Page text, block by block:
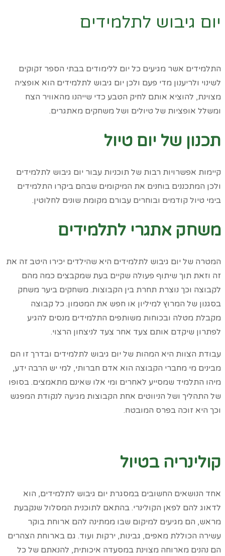
יום גיבוש לתלמידים
התלמידים אשר מגיעים כל יום ללימודים בבתי הספר זקוקים
לשינוי ולריענון מדי פעם ולכן יום גיבוש לתלמידים הוא אופציה
מצוינת, להוציא אותם לחיק הטבע כדי שייהנו מהאוויר הצח
ומשלל אופציות של טיולים ושל משחקים מאתגרים.
תכנון של יום טיול
קיימות אפשרויות רבות של תוכניות עבור יום גיבוש לתלמידים
ולכן המתכננים בוחנים את המיקומים שבהם ביקרו התלמידים
בימי טיול קודמים ובוחרים עבורם מקומת שונים לחלוטין.
משחק אתגרי לתלמידים
המטרה של יום גיבוש לתלמידים היא שהילדים יכירו היטב זה את
זה וזאת תוך שיתוף פעולה שקיים בעת שמקבצים כמה מהם
לקבוצה וכך נוצרת תחרת בין הקבוצות. משחקים ביער משחק
בסגנון של המרוץ למיליון או חפש את המטמון. כל קבוצה
מקבלת מטלה ובכוחות משותפים התלמידים מנסים להגיע
לפתרון שיקדם אותם צעד אחר צעד לניצחון הרצוי.
עבודת הצוות היא המהות של יום גיבוש לתלמידים ובדרך זו הם
מבינים מי מחברי הקבוצה הוא אדם חברותי, למי יש הרבה ידע,
מיהו התלמיד שמסייע לאחרים ומי אלו שאינם מתאמצים. בסופו
של התהליך ושל הניווטים אחת הקבוצות מגיעה לנקודת המפגש
וכך היא זוכה בפרס המובטח.
קולינריה בטיול
אחד הנושאים החשובים במסגרת יום גיבוש לתלמידים, הוא
לדאוג להם לפאן הקולינרי. בהתאם לתוכנית המסלול שנקבעת
מראש, הם מגיעים למיקום שבו ממתינה להם ארוחת בוקר
עשירה הכוללת מאפים, גבינות, ירקות ועוד. גם בארוחת הצהרים
הם נהנים מארוחה מצוינת במסעדה איכותית, להנאתם של כל